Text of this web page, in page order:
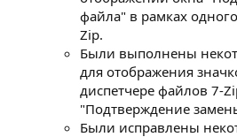
файла" в рамках
Zip.
Были выполнены
для отображения
диспетчере файлов 7-
"Подтверждение
Были исправлены